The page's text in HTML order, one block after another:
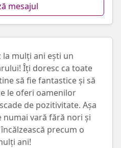
mesajul
la mulți ani ești un
Îți doresc ca toate
să fie fantastice și să
le oferi oamenilor
de pozitivitate. Așa
numai vară fără nori și
precum o
ani!